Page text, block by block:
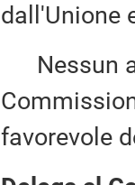
dall'Unione
Nessun
favorevole